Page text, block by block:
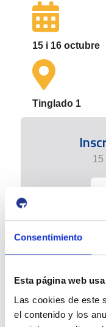
Consentimiento
Esta página web
Las cookies de este
el contenido y los
15 i 16 octubre
Tinglado 1
15